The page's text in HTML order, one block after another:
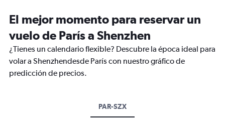
El mejor momento para reservar un
vuelo de París a Shenzhen
¿Tienes un calendario flexible? Descubre la época ideal para
volar a Shenzhendesde París con nuestro gráfico de
predicción de precios.
PAR-SZX